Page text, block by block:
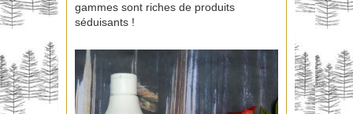
gammes sont riches de produits
séduisants !